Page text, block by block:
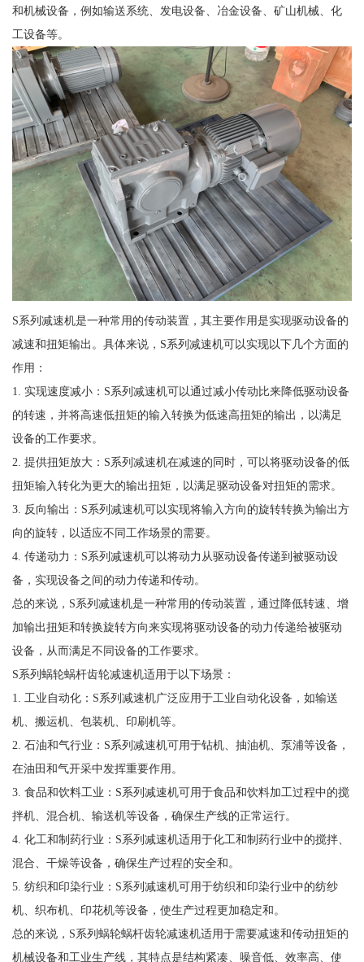
和机械设备，例如输送系统、发电设备、冶金设备、矿山机械、化
工设备等。
S系列减速机是一种常用的传动装置，其主要作用是实现驱动设备的
减速和扭矩输出。具体来说，S系列减速机可以实现以下几个方面的
作用：
1. 实现速度减小：S系列减速机可以通过减小传动比来降低驱动设备
的转速，并将高速低扭矩的输入转换为低速高扭矩的输出，以满足
设备的工作要求。
2. 提供扭矩放大：S系列减速机在减速的同时，可以将驱动设备的低
扭矩输入转化为更大的输出扭矩，以满足驱动设备对扭矩的需求。
3. 反向输出：S系列减速机可以实现将输入方向的旋转转换为输出方
向的旋转，以适应不同工作场景的需要。
4. 传递动力：S系列减速机可以将动力从驱动设备传递到被驱动设
备，实现设备之间的动力传递和传动。
总的来说，S系列减速机是一种常用的传动装置，通过降低转速、增
加输出扭矩和转换旋转方向来实现将驱动设备的动力传递给被驱动
设备，从而满足不同设备的工作要求。
S系列蜗轮蜗杆齿轮减速机适用于以下场景：
1. 工业自动化：S系列减速机广泛应用于工业自动化设备，如输送
机、搬运机、包装机、印刷机等。
2. 石油和气行业：S系列减速机可用于钻机、抽油机、泵浦等设备，
在油田和气开采中发挥重要作用。
3. 食品和饮料工业：S系列减速机可用于食品和饮料加工过程中的搅
拌机、混合机、输送机等设备，确保生产线的正常运行。
4. 化工和制药行业：S系列减速机适用于化工和制药行业中的搅拌、
混合、干燥等设备，确保生产过程的安全和。
5. 纺织和印染行业：S系列减速机可用于纺织和印染行业中的纺纱
机、织布机、印花机等设备，使生产过程更加稳定和。
总的来说，S系列蜗轮蜗杆齿轮减速机适用于需要减速和传动扭矩的
机械设备和工业生产线，其特点是结构紧凑、噪音低、效率高、使